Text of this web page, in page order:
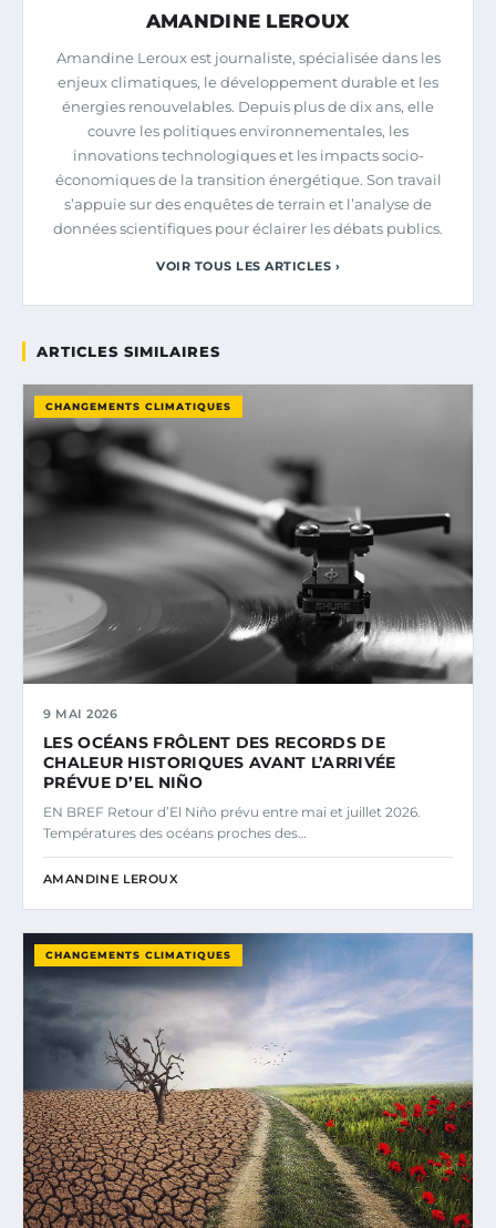
AMANDINE LEROUX
Amandine Leroux est journaliste, spécialisée dans les
enjeux climatiques, le développement durable et les
énergies renouvelables. Depuis plus de dix ans, elle
couvre les politiques environnementales, les
innovations technologiques et les impacts socio-
économiques de la transition énergétique. Son travail
s’appuie sur des enquêtes de terrain et l’analyse de
données scientifiques pour éclairer les débats publics.
VOIR TOUS LES ARTICLES ›
ARTICLES SIMILAIRES
CHANGEMENTS CLIMATIQUES
9 MAI 2026
LES OCÉANS FRÔLENT DES RECORDS DE
CHALEUR HISTORIQUES AVANT L’ARRIVÉE
PRÉVUE D’EL NIÑO
EN BREF Retour d’El Niño prévu entre mai et juillet 2026.
Températures des océans proches des…
AMANDINE LEROUX
CHANGEMENTS CLIMATIQUES